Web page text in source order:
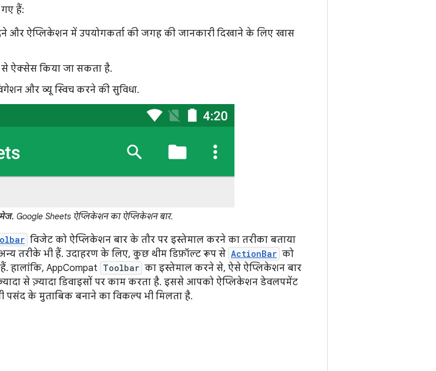
हैं:
ऐप्लिकेशन में उपयोगकर्ता की जगह की जानकारी दिखाने के लिए खास
ऐक्सेस किया जा सकता है.
और व्यू स्विच करने की सुविधा.
Google Sheets ऐप्लिकेशन का ऐप्लिकेशन बार.
विजेट को ऐप्लिकेशन बार के तौर पर इस्तेमाल करने का तरीका बताया
तरीके भी हैं. उदाहरण के लिए, कुछ थीम डिफ़ॉल्ट रूप से ActionBar को
हालांकि, AppCompat Toolbar का इस्तेमाल करने से, ऐसे ऐप्लिकेशन बार
से ज़्यादा डिवाइसों पर काम करता है. इससे आपको ऐप्लिकेशन डेवलपमेंट
पसंद के मुताबिक बनाने का विकल्प भी मिलता है.